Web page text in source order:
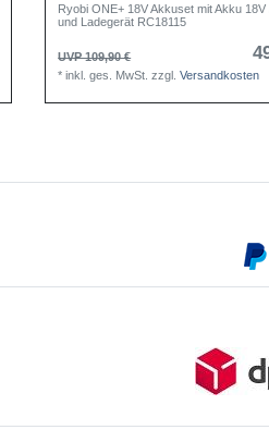
Ryobi ONE+ 18V Akkuset mit Akku 18V
und Ladegerät RC18115
UVP 109,90 €
*inkl. ges. MwSt. zzgl.Versandkosten